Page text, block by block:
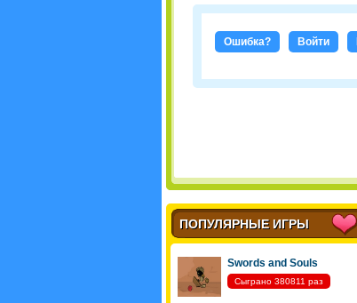
Ошибка? Войти
ПОПУЛЯРНЫЕ ИГРЫ
Swords and Souls
Сыграно 380811 раз